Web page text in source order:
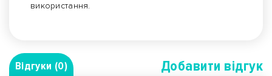
використання.
Відгуки (0) Добавити вiдгук